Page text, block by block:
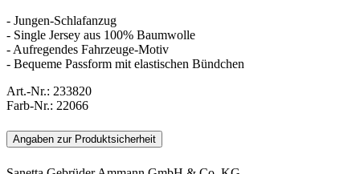
- Jungen-Schlafanzug
- Single Jersey aus 100% Baumwolle
- Aufregendes Fahrzeuge-Motiv
- Bequeme Passform mit elastischen Bündchen
Art.-Nr.: 233820
Farb-Nr.: 22066
Angaben zur Produktsicherheit